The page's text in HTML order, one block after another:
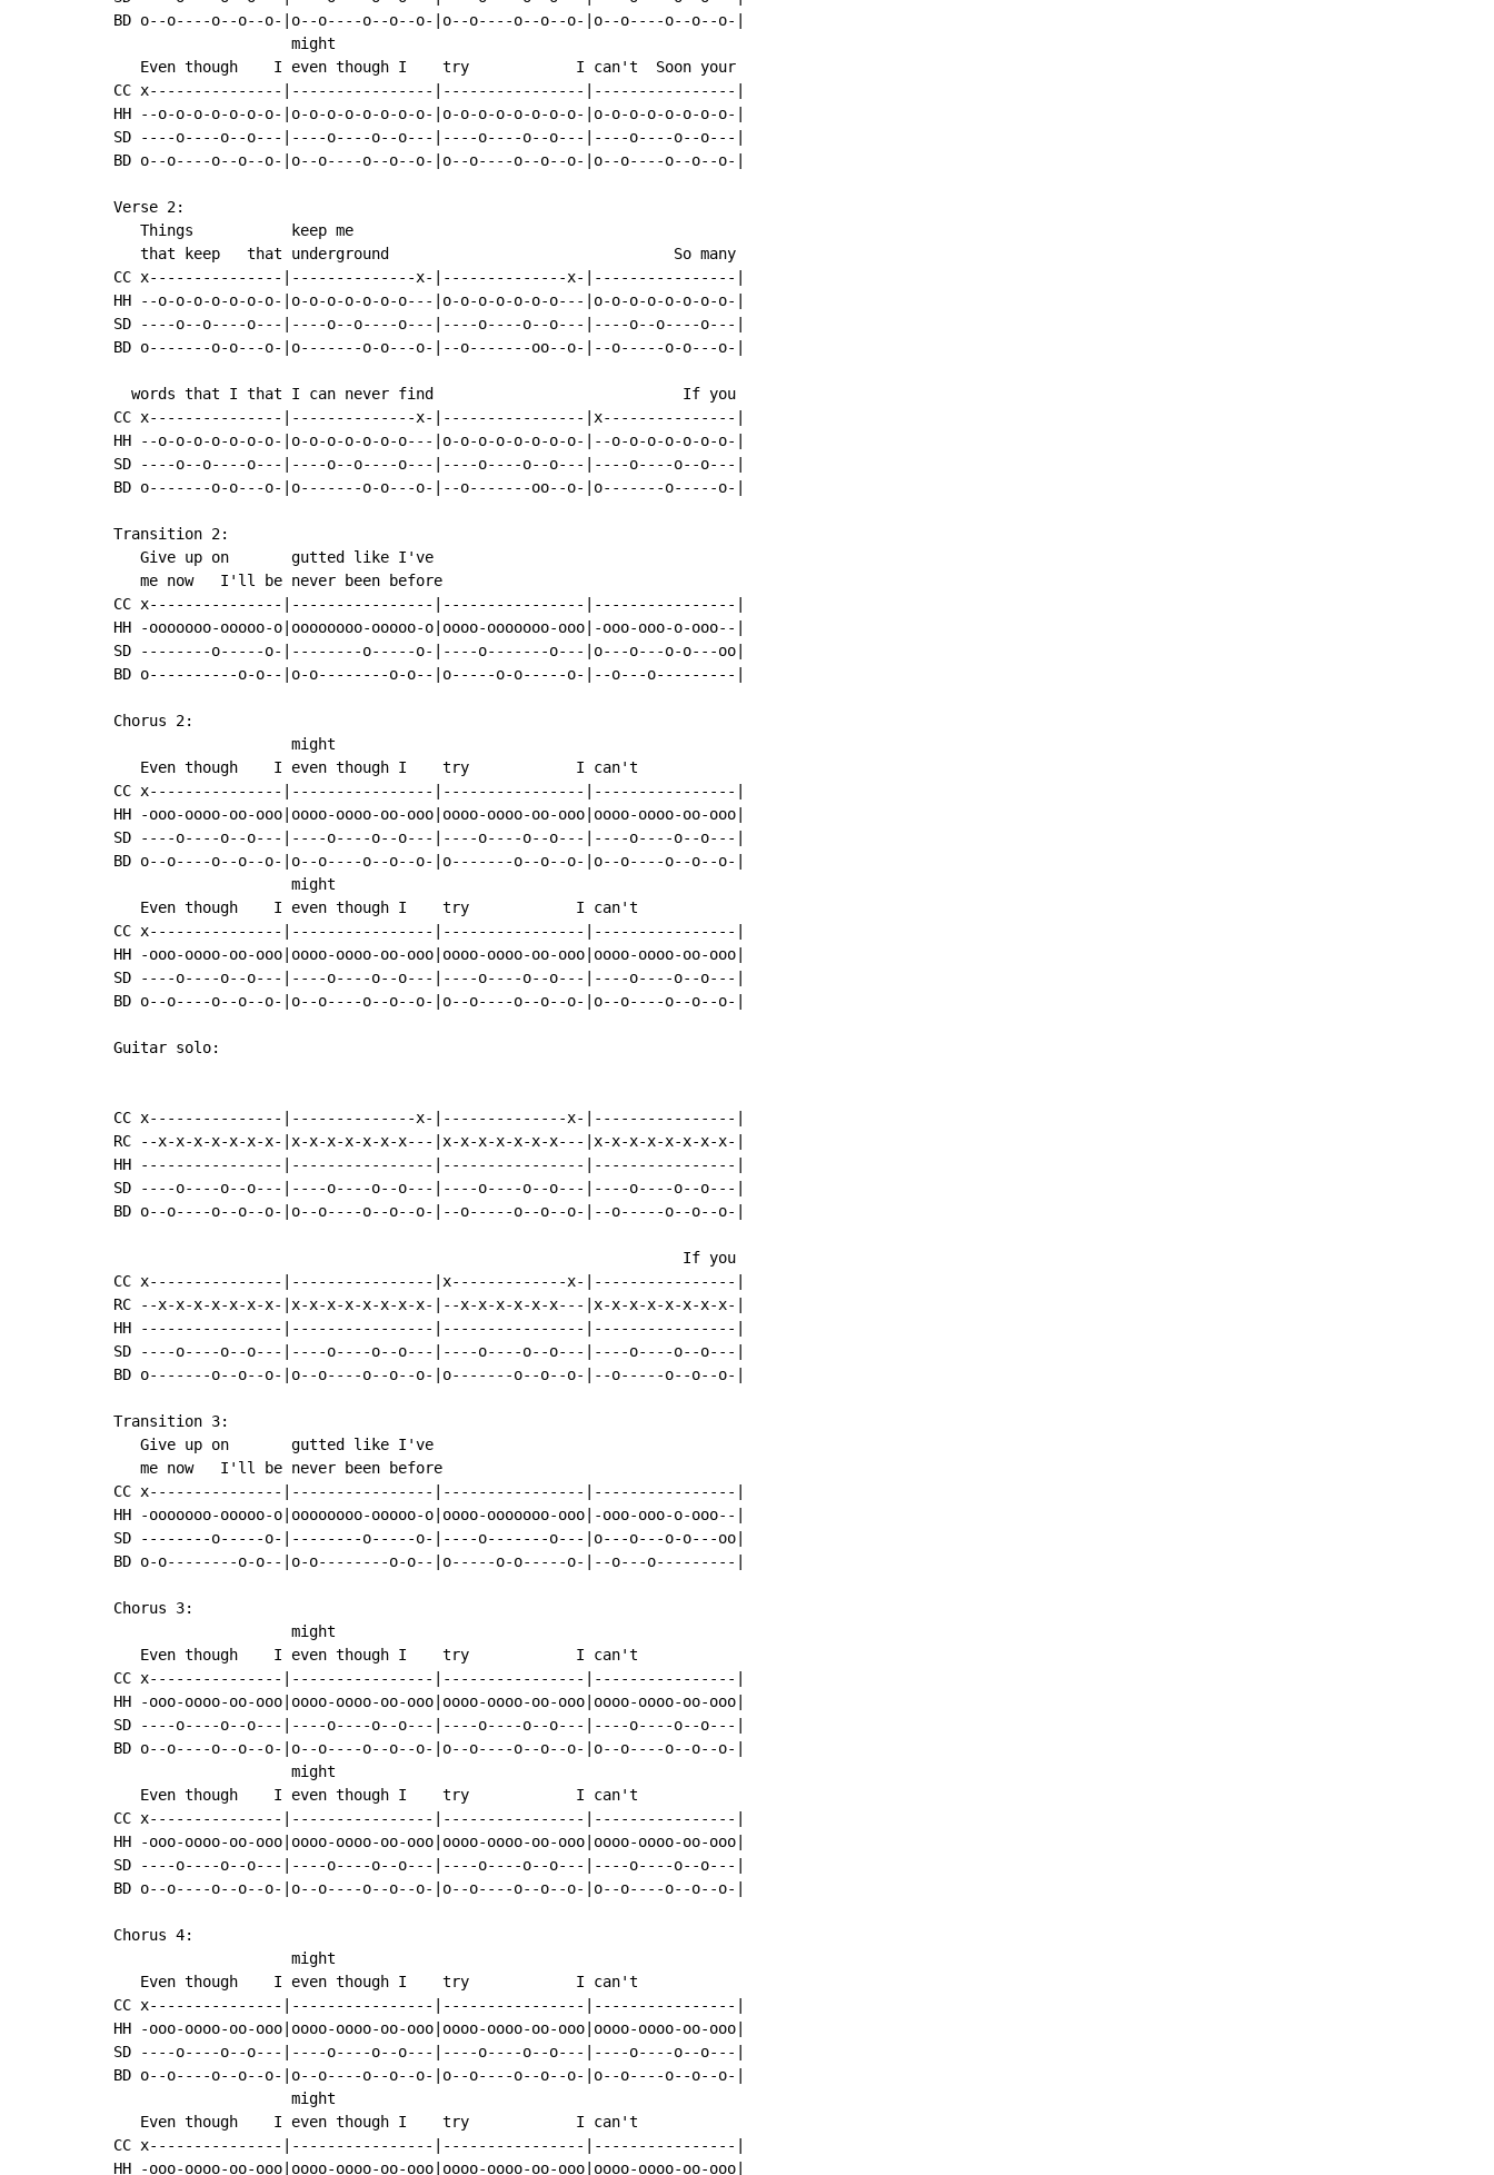
BD o--o----o--o--o-|o--o----o--o--o-|o--o----o--o--o-|o--o----o--o--o-|
                    might
   Even though    I even though I    try            I can't  Soon your
CC x---------------|----------------|----------------|----------------|
HH --o-o-o-o-o-o-o-|o-o-o-o-o-o-o-o-|o-o-o-o-o-o-o-o-|o-o-o-o-o-o-o-o-|
SD ----o----o--o---|----o----o--o---|----o----o--o---|----o----o--o---|
BD o--o----o--o--o-|o--o----o--o--o-|o--o----o--o--o-|o--o----o--o--o-|
Verse 2:
   Things           keep me
   that keep   that underground                                So many
CC x---------------|--------------x-|--------------x-|----------------|
HH --o-o-o-o-o-o-o-|o-o-o-o-o-o-o---|o-o-o-o-o-o-o---|o-o-o-o-o-o-o-o-|
SD ----o--o----o---|----o--o----o---|----o----o--o---|----o--o----o---|
BD o-------o-o---o-|o-------o-o---o-|--o-------oo--o-|--o-----o-o---o-|
  words that I that I can never find                            If you
CC x---------------|--------------x-|----------------|x---------------|
HH --o-o-o-o-o-o-o-|o-o-o-o-o-o-o---|o-o-o-o-o-o-o-o-|--o-o-o-o-o-o-o-|
SD ----o--o----o---|----o--o----o---|----o----o--o---|----o----o--o---|
BD o-------o-o---o-|o-------o-o---o-|--o-------oo--o-|o-------o-----o-|
Transition 2:
   Give up on       gutted like I've
   me now   I'll be never been before
CC x---------------|----------------|----------------|----------------|
HH -ooooooo-ooooo-o|oooooooo-ooooo-o|oooo-ooooooo-ooo|-ooo-ooo-o-ooo--|
SD --------o-----o-|--------o-----o-|----o-------o---|o---o---o-o---oo|
BD o----------o-o--|o-o--------o-o--|o-----o-o-----o-|--o---o---------|
Chorus 2:
                    might
   Even though    I even though I    try            I can't
CC x---------------|----------------|----------------|----------------|
HH -ooo-oooo-oo-ooo|oooo-oooo-oo-ooo|oooo-oooo-oo-ooo|oooo-oooo-oo-ooo|
SD ----o----o--o---|----o----o--o---|----o----o--o---|----o----o--o---|
BD o--o----o--o--o-|o--o----o--o--o-|o-------o--o--o-|o--o----o--o--o-|
                    might
   Even though    I even though I    try            I can't
CC x---------------|----------------|----------------|----------------|
HH -ooo-oooo-oo-ooo|oooo-oooo-oo-ooo|oooo-oooo-oo-ooo|oooo-oooo-oo-ooo|
SD ----o----o--o---|----o----o--o---|----o----o--o---|----o----o--o---|
BD o--o----o--o--o-|o--o----o--o--o-|o--o----o--o--o-|o--o----o--o--o-|
Guitar solo:
CC x---------------|--------------x-|--------------x-|----------------|
RC --x-x-x-x-x-x-x-|x-x-x-x-x-x-x---|x-x-x-x-x-x-x---|x-x-x-x-x-x-x-x-|
HH ----------------|----------------|----------------|----------------|
SD ----o----o--o---|----o----o--o---|----o----o--o---|----o----o--o---|
BD o--o----o--o--o-|o--o----o--o--o-|--o-----o--o--o-|--o-----o--o--o-|
                                                                If you
CC x---------------|----------------|x-------------x-|----------------|
RC --x-x-x-x-x-x-x-|x-x-x-x-x-x-x-x-|--x-x-x-x-x-x---|x-x-x-x-x-x-x-x-|
HH ----------------|----------------|----------------|----------------|
SD ----o----o--o---|----o----o--o---|----o----o--o---|----o----o--o---|
BD o-------o--o--o-|o--o----o--o--o-|o-------o--o--o-|--o-----o--o--o-|
Transition 3:
   Give up on       gutted like I've
   me now   I'll be never been before
CC x---------------|----------------|----------------|----------------|
HH -ooooooo-ooooo-o|oooooooo-ooooo-o|oooo-ooooooo-ooo|-ooo-ooo-o-ooo--|
SD --------o-----o-|--------o-----o-|----o-------o---|o---o---o-o---oo|
BD o-o--------o-o--|o-o--------o-o--|o-----o-o-----o-|--o---o---------|
Chorus 3:
                    might
   Even though    I even though I    try            I can't
CC x---------------|----------------|----------------|----------------|
HH -ooo-oooo-oo-ooo|oooo-oooo-oo-ooo|oooo-oooo-oo-ooo|oooo-oooo-oo-ooo|
SD ----o----o--o---|----o----o--o---|----o----o--o---|----o----o--o---|
BD o--o----o--o--o-|o--o----o--o--o-|o--o----o--o--o-|o--o----o--o--o-|
                    might
   Even though    I even though I    try            I can't
CC x---------------|----------------|----------------|----------------|
HH -ooo-oooo-oo-ooo|oooo-oooo-oo-ooo|oooo-oooo-oo-ooo|oooo-oooo-oo-ooo|
SD ----o----o--o---|----o----o--o---|----o----o--o---|----o----o--o---|
BD o--o----o--o--o-|o--o----o--o--o-|o--o----o--o--o-|o--o----o--o--o-|
Chorus 4:
                    might
   Even though    I even though I    try            I can't
CC x---------------|----------------|----------------|----------------|
HH -ooo-oooo-oo-ooo|oooo-oooo-oo-ooo|oooo-oooo-oo-ooo|oooo-oooo-oo-ooo|
SD ----o----o--o---|----o----o--o---|----o----o--o---|----o----o--o---|
BD o--o----o--o--o-|o--o----o--o--o-|o--o----o--o--o-|o--o----o--o--o-|
                    might
   Even though    I even though I    try            I can't
CC x---------------|----------------|----------------|----------------|
HH -ooo-oooo-oo-ooo|oooo-oooo-oo-ooo|oooo-oooo-oo-ooo|oooo-oooo-oo-ooo|